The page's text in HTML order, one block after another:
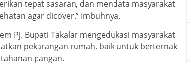
tepat sasaran, dan mendata masyarakat
agar dicover.” Imbuhnya.
Pj. Bupati Takalar mengedukasi masyarakat
pekarangan rumah, baik untuk berternak
pangan.